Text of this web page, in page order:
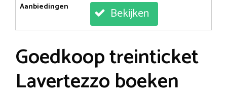
Aanbiedingen
Bekijken
Goedkoop treinticket
Lavertezzo boeken